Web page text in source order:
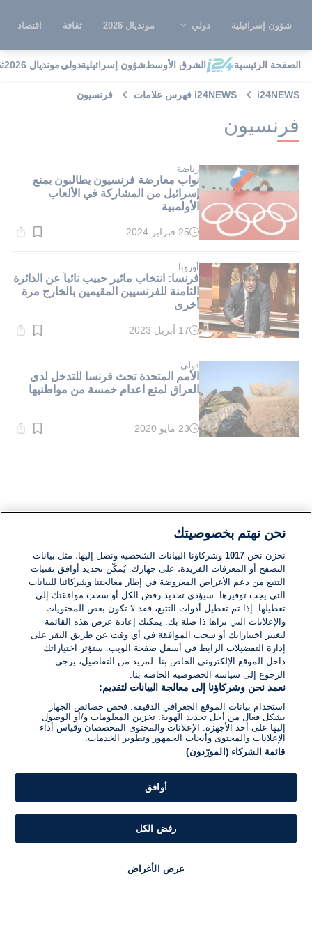
شؤون إسرائيلية دولي مونديال 2026 ثقافة اقتصاد
الصفحة الرئيسية الشرق الأوسطشؤون إسرائيليةدوليمونديال 2026
i24NEWS i24NEWS فهرس علامات فرنسيون
فرنسيون
رياضة
نواب معارضة فرنسيون يطالبون بمنع
إسرائيل من المشاركة في الألعاب
الأولمبية
وقت
دقيقة.
25 فبراير 2024
أوروبا
فرنسا: انتخاب مائير حبيب نائباً عن الدائرة
الثامنة للفرنسيين المقيمين بالخارج مرة
أخرى
وقت
دقيقة.
17 أبريل 2023
دولي
الأمم المتحدة تحث فرنسا للتدخل لدى
العراق لمنع اعدام خمسة من مواطنيها
وقت
23 مايو 2020
نحن نهتم بخصوصيتك
نخزن نحن1017 وشركاؤنا البيانات الشخصية ونصل إليها، مثل بيانات
التصفح أو المعرفات الفريدة، على جهازك. يُمكّن تحديد أوافق تقنيات
التتبع من دعم الأغراض المعروضة في إطار معالجتنا وشركائنا للبيانات
التي يجب توفيرها. سيؤدي تحديد رفض الكل أو سحب موافقتك إلى
تعطيلها. إذا تم تعطيل أدوات التتبع، فقد لا تكون بعض المحتويات
والإعلانات التي تراها ذا صلة بك. يمكنك إعادة عرض هذه القائمة
لتغيير اختياراتك أو سحب الموافقة في أي وقت عن طريق النقر على
إدارة التفضيلات الرابط في أسفل صفحة الويب. ستؤثر اختياراتك
داخل الموقع الإلكتروني الخاص بنا. لمزيد من التفاصيل، يرجى
الرجوع إلى سياسة الخصوصية الخاصة بنا.
نعمد نحن وشركاؤنا إلى معالجة البيانات لتقديم:
استخدام بيانات الموقع الجغرافي الدقيقة. فحص خصائص الجهاز
بشكل فعال من أجل تحديد الهوية. تخزين المعلومات و/أو الوصول
إليها على أحد الأجهزة. الإعلانات والمحتوى المخصصان وقياس أداء
الإعلانات والمحتوى وأبحاث الجمهور وتطوير الخدمات.
قائمة الشركاء (المورّدون)
أوافق
رفض الكل
عرض الأغراض